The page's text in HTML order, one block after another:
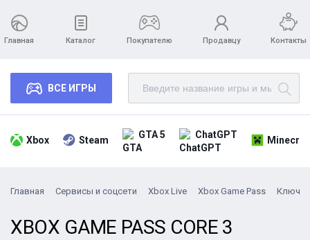
Главная Каталог Покупателю Продавцу Контакты
ВСЕ ИГРЫ
Xbox Steam GTA 5 ChatGPT
Главная Сервисы и соцсети Xbox Live Xbox Game Pass Ключи
XBOX GAME PASS CORE 3